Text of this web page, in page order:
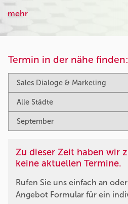
mehr
Termin in der nähe finden:
Zu dieser Zeit haben wir
keine aktuellen Termine.
Rufen Sie uns einfach an
Angebot Formular für ein